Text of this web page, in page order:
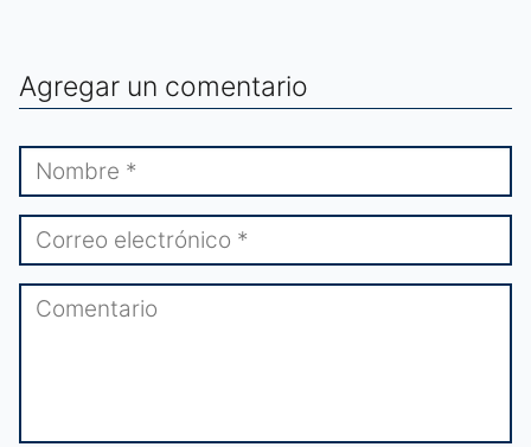
Agregar un comentario